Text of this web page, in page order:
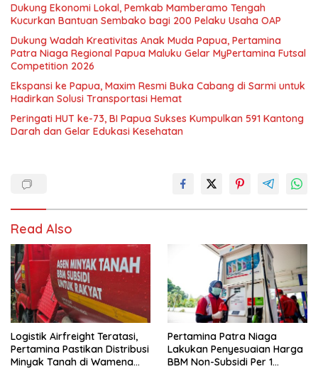
Dukung Ekonomi Lokal, Pemkab Mamberamo Tengah
Kucurkan Bantuan Sembako bagi 200 Pelaku Usaha OAP
Dukung Wadah Kreativitas Anak Muda Papua, Pertamina
Patra Niaga Regional Papua Maluku Gelar MyPertamina Futsal
Competition 2026
Ekspansi ke Papua, Maxim Resmi Buka Cabang di Sarmi untuk
Hadirkan Solusi Transportasi Hemat
Peringati HUT ke-73, BI Papua Sukses Kumpulkan 591 Kantong
Darah dan Gelar Edukasi Kesehatan
Read Also
Logistik Airfreight Teratasi,
Pertamina Pastikan Distribusi
Minyak Tanah di Wamena
Pertamina Patra Niaga
Lakukan Penyesuaian Harga
BBM Non-Subsidi Per 1